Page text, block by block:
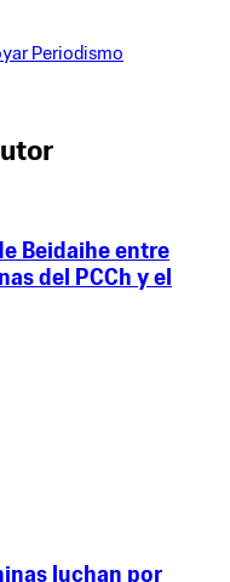
Periodismo
Beidaihe entre
del PCCh y el
luchan por